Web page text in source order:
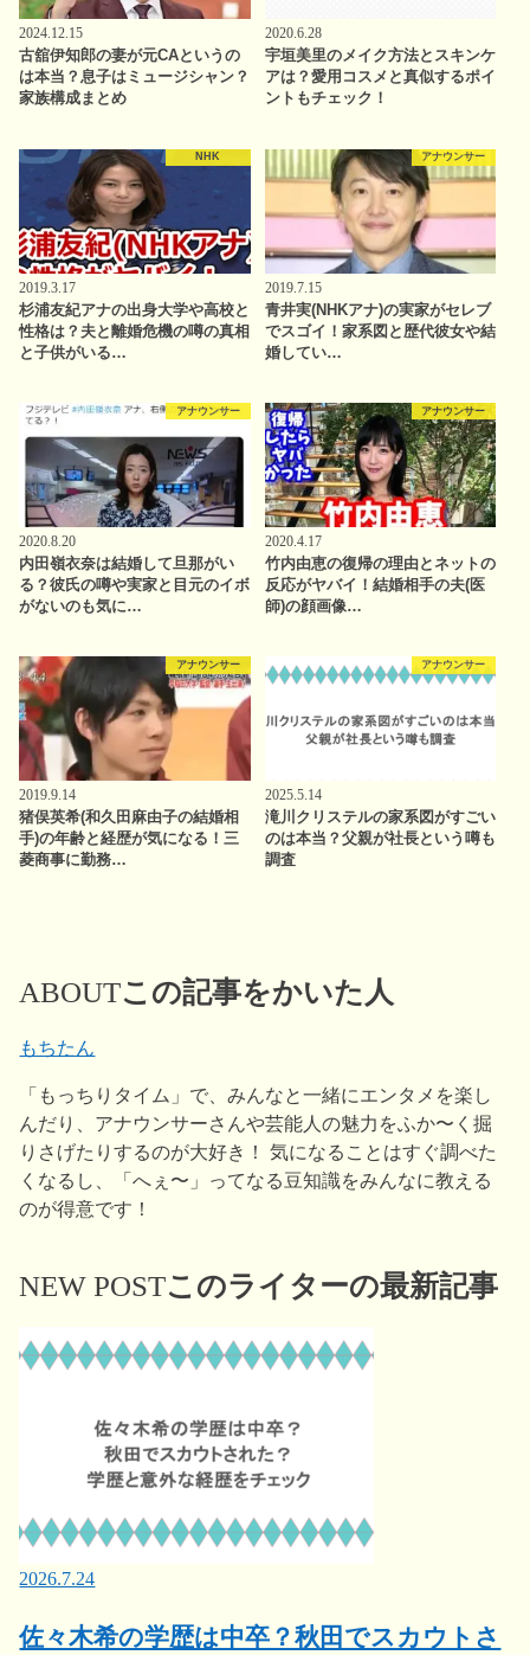
2024.12.15
古舘伊知郎の妻が元CAというの
は本当？息子はミュージシャン？
家族構成まとめ
2020.6.28
宇垣美里のメイク方法とスキンケ
アは？愛用コスメと真似するポイ
ントもチェック！
NHK
2019.3.17
杉浦友紀アナの出身大学や高校と
性格は？夫と離婚危機の噂の真相
と子供がいる…
アナウンサー
2019.7.15
青井実(NHKアナ)の実家がセレブ
でスゴイ！家系図と歴代彼女や結
婚してい…
アナウンサー
2020.8.20
内田嶺衣奈は結婚して旦那がい
る？彼氏の噂や実家と目元のイボ
がないのも気に…
アナウンサー
2020.4.17
竹内由恵の復帰の理由とネットの
反応がヤバイ！結婚相手の夫(医
師)の顔画像…
アナウンサー
2019.9.14
猪俣英希(和久田麻由子の結婚相
手)の年齢と経歴が気になる！三
菱商事に勤務…
アナウンサー
2025.5.14
滝川クリステルの家系図がすごい
のは本当？父親が社長という噂も
調査
ABOUTこの記事をかいた人
もちたん
「もっちりタイム」で、みんなと一緒にエンタメを楽し
んだり、アナウンサーさんや芸能人の魅力をふか〜く掘
りさげたりするのが大好き！ 気になることはすぐ調べた
くなるし、「へぇ〜」ってなる豆知識をみんなに教える
のが得意です！
NEW POSTこのライターの最新記事
2026.7.24
佐々木希の学歴は中卒？秋田でスカウトさ